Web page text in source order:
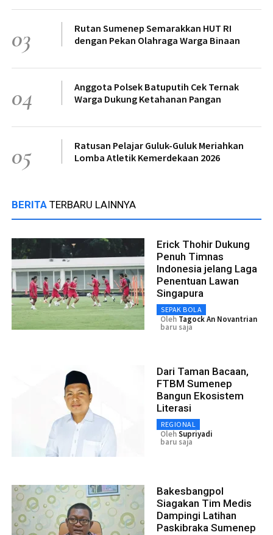
03
Rutan Sumenep Semarakkan HUT RI
dengan Pekan Olahraga Warga Binaan
04
Anggota Polsek Batuputih Cek Ternak
Warga Dukung Ketahanan Pangan
05
Ratusan Pelajar Guluk-Guluk Meriahkan
Lomba Atletik Kemerdekaan 2026
BERITA TERBARU LAINNYA
Erick Thohir Dukung
Penuh Timnas
Indonesia jelang Laga
Penentuan Lawan
Singapura
SEPAK BOLA
Oleh Tagock An Novantrian
baru saja
Dari Taman Bacaan,
FTBM Sumenep
Bangun Ekosistem
Literasi
REGIONAL
OlehSupriyadi
baru saja
Bakesbangpol
Siagakan Tim Medis
Dampingi Latihan
Paskibraka Sumenep